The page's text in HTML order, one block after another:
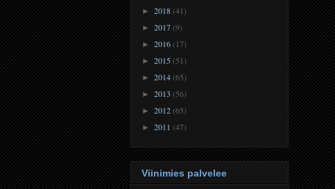
► 2018(41)
► 2017(9)
► 2016(17)
► 2015(51)
► 2014(65)
► 2013 (56)
► 2012(65)
► 2011 (47)
Viinimies palvelee